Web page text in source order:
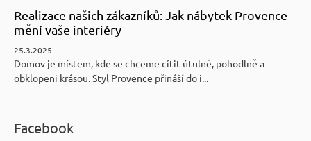
Realizace našich zákazníků: Jak nábytek Provence
mění vaše interiéry
25.3.2025
Domov je místem, kde se chceme cítit útulně, pohodlně a
obklopeni krásou. Styl Provence přináší do i...
Facebook